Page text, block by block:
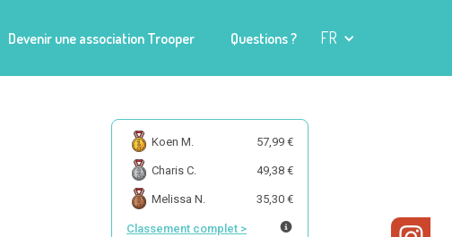
Devenir une association Trooper Questions ? FR
Koen M. 57,99 €
Charis C. 49,38 €
Melissa N. 35,30 €
Classement complet >